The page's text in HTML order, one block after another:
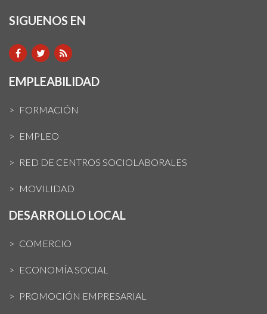
SIGUENOS EN
EMPLEABILIDAD
FORMACIÓN
EMPLEO
RED DE CENTROS SOCIOLABORALES
MOVILIDAD
DESARROLLO LOCAL
COMERCIO
ECONOMÍA SOCIAL
PROMOCIÓN EMPRESARIAL